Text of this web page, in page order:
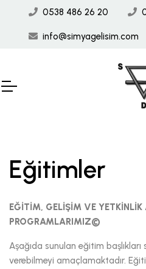
0538 486 26 20
info@simyagelisim.com
Eğitimler
EĞİTİM, GELİŞİM VE YETKİNLİK
PROGRAMLARIMIZ©
Aşağıda sunulan eğitim
verebilmeyi amaçlamaktadır.